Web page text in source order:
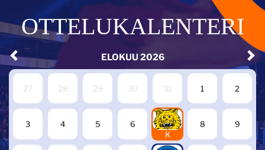
OTTELUKALENTERI
ELOKUU 2026
27 28 29 30 31 1 2
3 4 5 6
7
K
8 9